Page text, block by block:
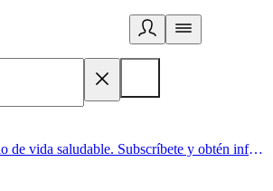
Acá comienza un estilo de vida saludable. Subscríbete y obtén información de primera mano